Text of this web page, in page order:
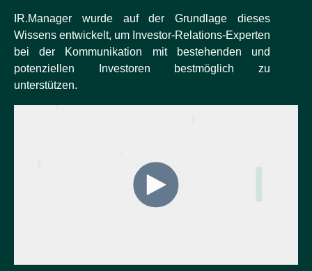
IR.Manager wurde auf der Grundlage dieses
Wissens entwickelt, um Investor-Relations-Experten
bei der Kommunikation mit bestehenden und
potenziellen Investoren bestmöglich zu
unterstützen.